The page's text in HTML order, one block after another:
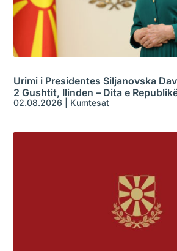
Urimi i Presidentes Siljanovska
2 Gushtit, Ilinden – Dita e
02.08.2026 Kumtesat